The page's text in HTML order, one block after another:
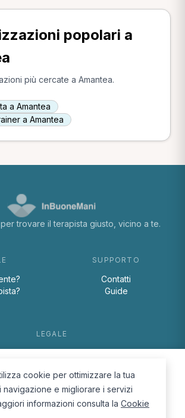
popolari a
più cercate a Amantea.
a Amantea
a Amantea
trovare il terapista giusto, vicino a te.
SUPPORTO
Contatti
Guide
LEGALE
Cookie Policy
cookie per ottimizzare la tua
e migliorare i servizi
informazioni consulta la Cookie